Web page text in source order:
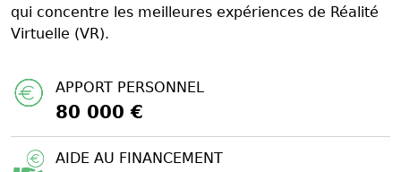
qui concentre les meilleures expériences de Réalité
Virtuelle (VR).
APPORT PERSONNEL
80 000 €
AIDE AU FINANCEMENT